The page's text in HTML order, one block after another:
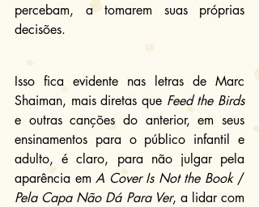
percebam, a tomarem suas próprias
decisões.
Isso fica evidente nas letras de Marc
Shaiman, mais diretas que Feed the Birds
e outras canções do anterior, em seus
ensinamentos para o público infantil e
adulto, é claro, para não julgar pela
aparência em A Cover Is Not the Book
Pela Capa Não Dá Para Ver, a lidar com